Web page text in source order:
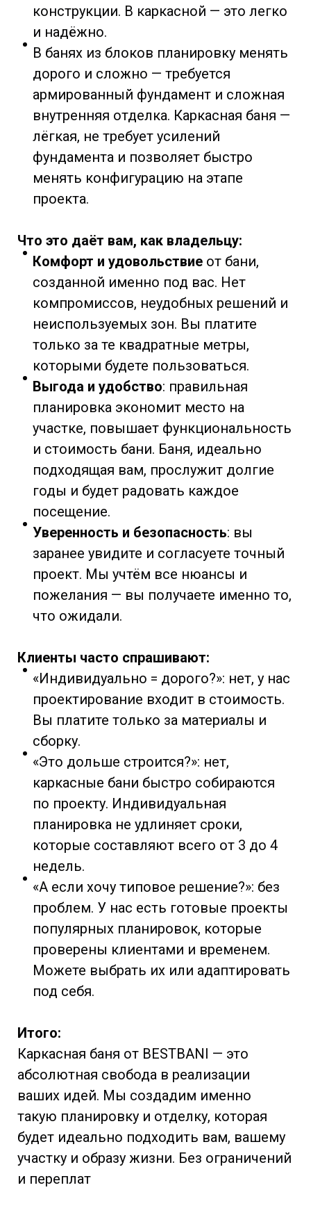
конструкции. В каркасной — это легко
и надёжно.
В банях из блоков планировку менять
дорого и сложно — требуется
армированный фундамент и сложная
внутренняя отделка. Каркасная баня —
лёгкая, не требует усилений
фундамента и позволяет быстро
менять конфигурацию на этапе
проекта.
Что это даёт вам, как владельцу:
Комфорт и удовольствие от бани,
созданной именно под вас. Нет
компромиссов, неудобных решений и
неиспользуемых зон. Вы платите
только за те квадратные метры,
которыми будете пользоваться.
Выгода и удобство: правильная
планировка экономит место на
участке, повышает функциональность
и стоимость бани. Баня, идеально
подходящая вам, прослужит долгие
годы и будет радовать каждое
посещение.
Уверенность и безопасность: вы
заранее увидите и согласуете точный
проект. Мы учтём все нюансы и
пожелания — вы получаете именно то,
что ожидали.
Клиенты часто спрашивают:
«Индивидуально = дорого?»: нет, у нас
проектирование входит в стоимость.
Вы платите только за материалы и
сборку.
«Это дольше строится?»: нет,
каркасные бани быстро собираются
по проекту. Индивидуальная
планировка не удлиняет сроки,
которые составляют всего от 3 до 4
недель.
«А если хочу типовое решение?»: без
проблем. У нас есть готовые проекты
популярных планировок, которые
проверены клиентами и временем.
Можете выбрать их или адаптировать
под себя.
Итого:
Каркасная баня от BESTBANI — это
абсолютная свобода в реализации
ваших идей. Мы создадим именно
такую планировку и отделку, которая
будет идеально подходить вам, вашему
участку и образу жизни. Без ограничений
и переплат